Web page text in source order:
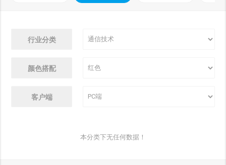
行业分类
颜色搭配
客户端
本分类下无任何数据！